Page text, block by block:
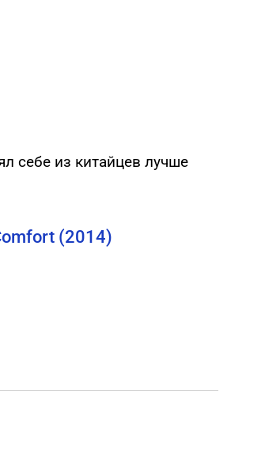
себе из китайцев лучше
(2014)